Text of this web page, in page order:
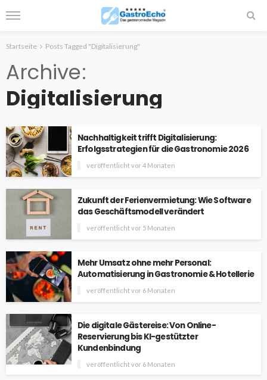
Startseite Posts Tagged "Digitalisierung"
Archive
Digitalisierung
Nachhaltigkeit trifft Digitalisierung:
Erfolgsstrategien für die Gastronomie 2026
veröffentlicht vor 4 Monaten
Zukunft der Ferienvermietung: Wie Software
das Geschäftsmodell verändert
veröffentlicht vor 5 Monaten
Mehr Umsatz ohne mehr Personal:
Automatisierung in Gastronomie & Hotellerie
veröffentlicht vor 6 Monaten
Die digitale Gästereise: Von Online-
Reservierung bis KI-gestützter
Kundenbindung
veröffentlicht vor 6 Monaten